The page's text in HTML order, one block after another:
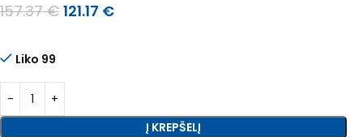
157.37€ 121.17 €
Liko 99
Į KREPŠELĮ